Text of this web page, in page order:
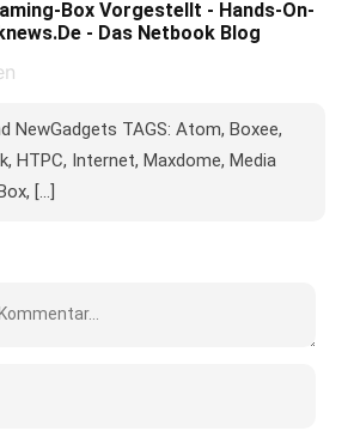
Box Vorgestellt - Hands-On-
- Das Netbook Blog
NewGadgets TAGS: Atom, Boxee,
HTPC, Internet, Maxdome, Media
[...]